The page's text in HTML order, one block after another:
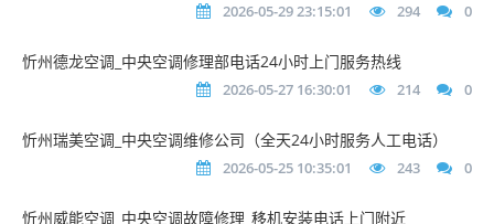
2026-05-29 23:15:01 294 0
忻州德龙空调_中央空调修理部电话24小时上门服务热线
2026-05-27 16:30:01 214 0
忻州瑞美空调_中央空调维修公司（全天24小时服务人工电话）
2026-05-25 10:35:01 243 0
忻州威能空调_中央空调故障修理_移机安装电话上门附近